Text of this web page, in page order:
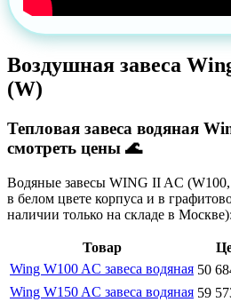
Воздушная завеса
(W)
Тепловая завеса водяная
смотреть цены 🌊
Водяные завесы WING II AC
в белом цвете корпуса и в
наличии только на складе в Москве):
Товар
Wing W100 AC завеса водяная 50
Wing W150 AC завеса водяная 59